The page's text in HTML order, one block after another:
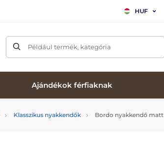
HUF
Például termék, kategória
Ajándékok férfiaknak
Klasszikus nyakkendők Bordo nyakkendő matt